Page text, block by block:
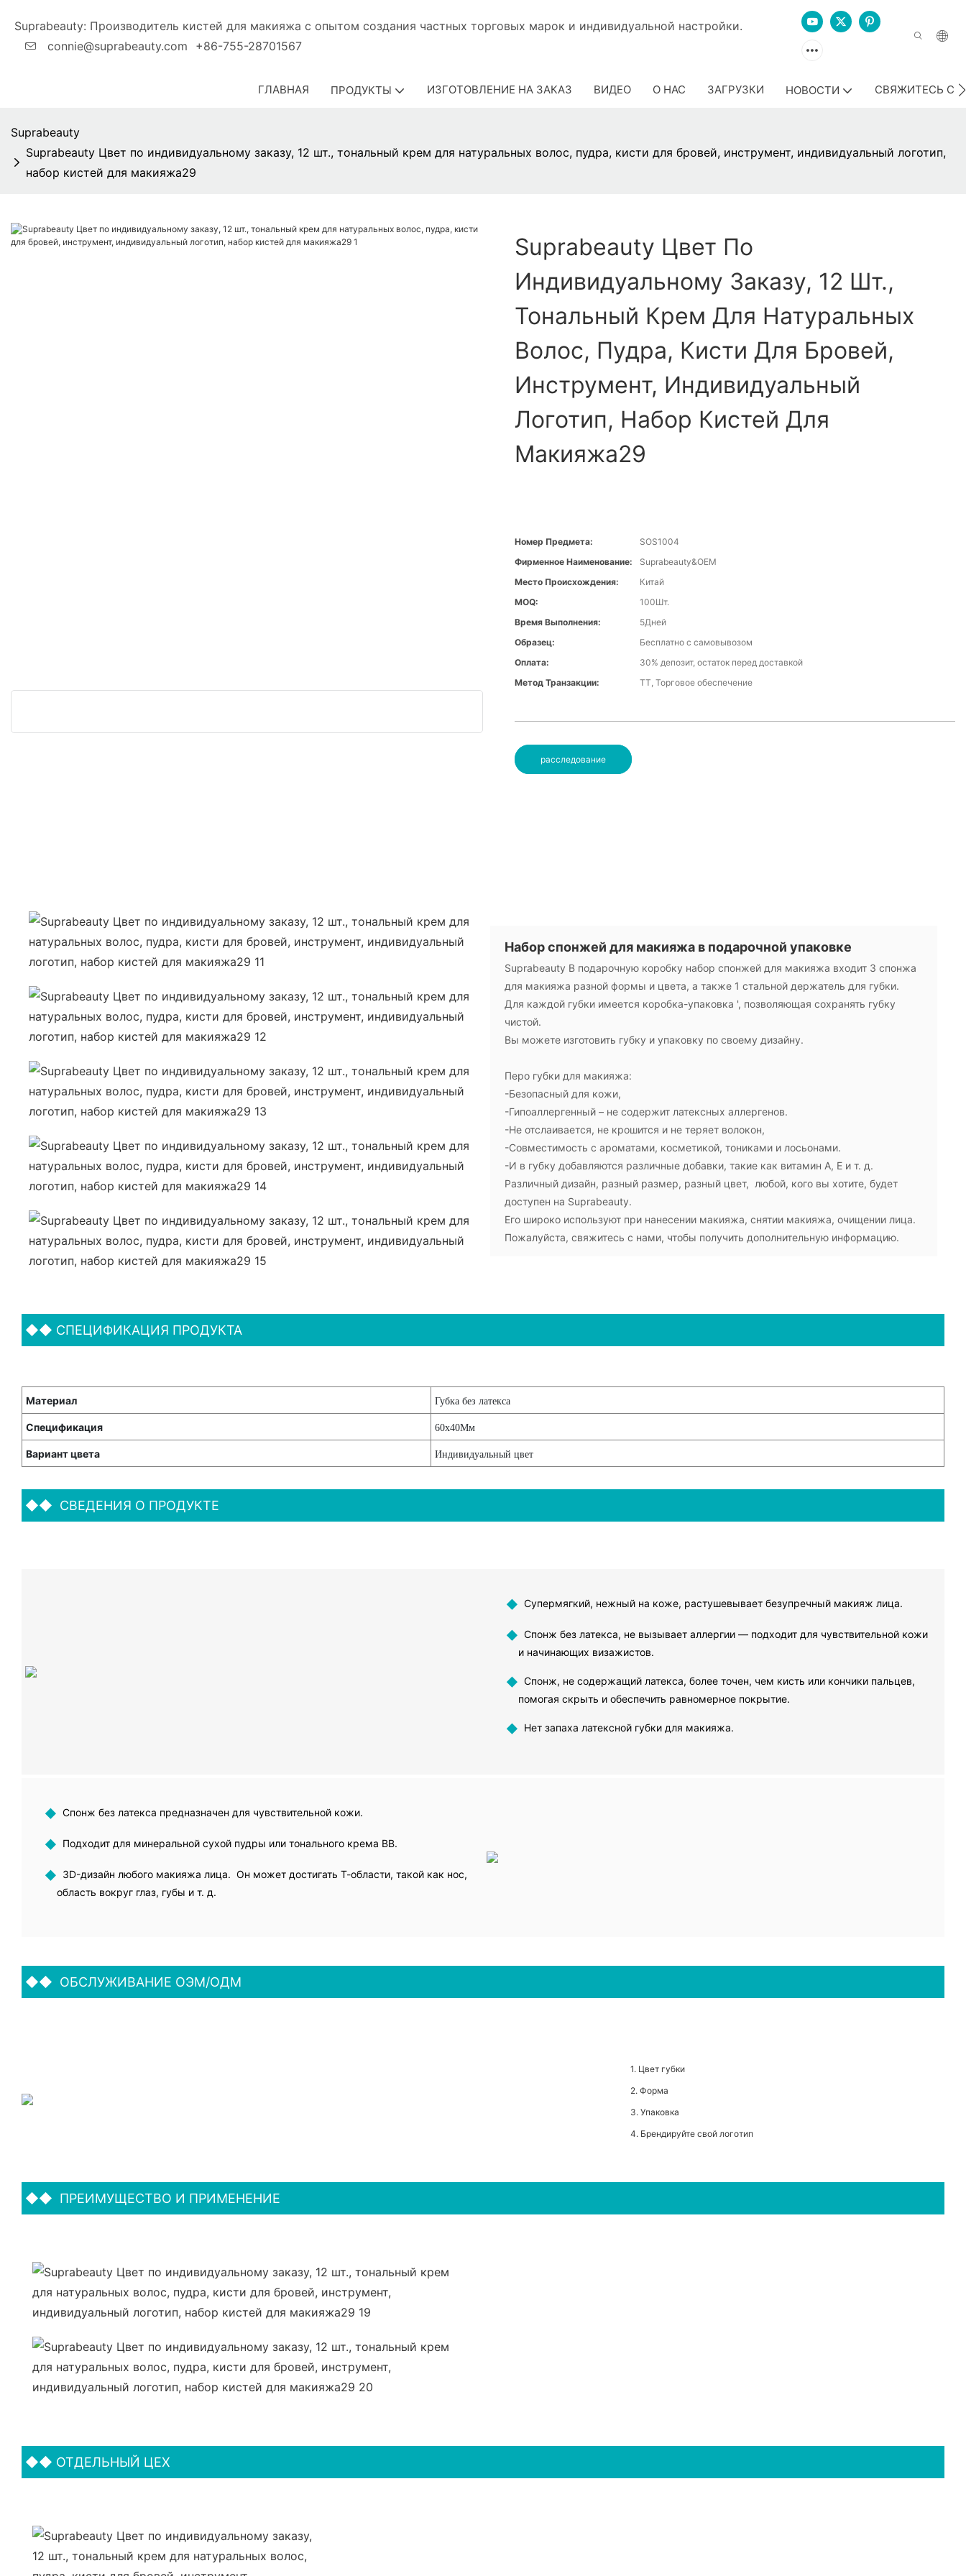
Suprabeauty: Производитель кистей для макияжа с опытом создания частных торговых марок и индивидуальной настройки.
connie@suprabeauty.com
+86-755-28701567
ГЛАВНАЯ ПРОДУКТЫ ИЗГОТОВЛЕНИЕ НА ЗАКАЗ ВИДЕО О НАС ЗАГРУЗКИ НОВОСТИ СВЯЖИТЕСЬ С
Suprabeauty
Suprabeauty Цвет по индивидуальному заказу, 12 шт., тональный крем для натуральных волос, пудра, кисти для бровей, инструмент, индивидуальный логотип,
набор кистей для макияжа29
Suprabeauty Цвет По
Индивидуальному Заказу, 12 Шт.,
Тональный Крем Для Натуральных
Волос, Пудра, Кисти Для Бровей,
Инструмент, Индивидуальный
Логотип, Набор Кистей Для
Макияжа29
Номер Предмета:
SOS1004
Фирменное Наименование:
Suprabeauty&OEM
Место Происхождения:
Китай
MOQ:
100Шт.
Время Выполнения:
5Дней
Образец:
Бесплатно с самовывозом
Оплата:
30% депозит, остаток перед доставкой
Метод Транзакции:
ТТ, Торговое обеспечение
расследование
Набор спонжей для макияжа в подарочной упаковке
Suprabeauty В подарочную коробку набор спонжей для макияжа входит 3 спонжа
для макияжа разной формы и цвета, а также 1 стальной держатель для губки.
Для каждой губки имеется коробка-упаковка ', позволяющая сохранять губку
чистой.
Вы можете изготовить губку и упаковку по своему дизайну.
Перо губки для макияжа:
-Безопасный для кожи,
-Гипоаллергенный – не содержит латексных аллергенов.
-Не отслаивается, не крошится и не теряет волокон,
-Совместимость с ароматами, косметикой, тониками и лосьонами.
-И в губку добавляются различные добавки, такие как витамин А, Е и т. д.
Различный дизайн, разный размер, разный цвет, любой, кого вы хотите, будет
доступен на Suprabeauty.
Его широко используют при нанесении макияжа, снятии макияжа, очищении лица.
Пожалуйста, свяжитесь с нами, чтобы получить дополнительную информацию.
◆◆ СПЕЦИФИКАЦИЯ ПРОДУКТА
Материал Губка без латекса
Спецификация 60x40Мм
Вариант цвета Индивидуальный цвет
◆◆ СВЕДЕНИЯ О ПРОДУКТЕ
◆ Супермягкий, нежный на коже, растушевывает безупречный макияж лица.
◆ Спонж без латекса, не вызывает аллергии — подходит для чувствительной кожи
и начинающих визажистов.
◆ Спонж, не содержащий латекса, более точен, чем кисть или кончики пальцев,
помогая скрыть и обеспечить равномерное покрытие.
◆ Нет запаха латексной губки для макияжа.
◆ Спонж без латекса предназначен для чувствительной кожи.
◆ Подходит для минеральной сухой пудры или тонального крема BB.
◆ 3D-дизайн любого макияжа лица. Он может достигать Т-области, такой как нос,
область вокруг глаз, губы и т. д.
◆◆ ОБСЛУЖИВАНИЕ ОЭМ/ОДМ
1. Цвет губки
2. Форма
3. Упаковка
4. Брендируйте свой логотип
◆◆ ПРЕИМУЩЕСТВО И ПРИМЕНЕНИЕ
◆◆ ОТДЕЛЬНЫЙ ЦЕХ